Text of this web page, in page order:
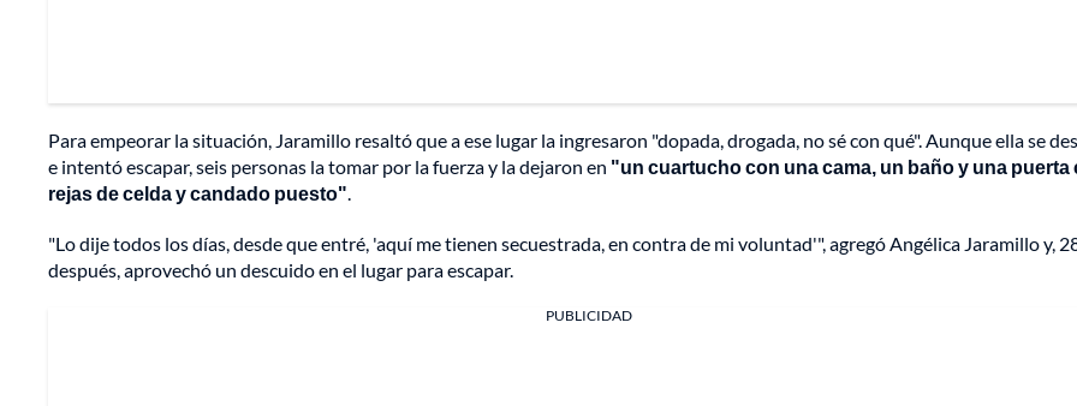
Para empeorar la situación, Jaramillo resaltó que a ese lugar la ingresaron "dopada, drogada, no sé con qué". Aunque ella se
e intentó escapar, seis personas la tomar por la fuerza y la dejaron en "un cuartucho con una cama, un baño y una puerta
rejas de celda y candado puesto".
"Lo dije todos los días, desde que entré, 'aquí me tienen secuestrada, en contra de mi voluntad'", agregó Angélica Jaramillo y,
después, aprovechó un descuido en el lugar para escapar.
PUBLICIDAD